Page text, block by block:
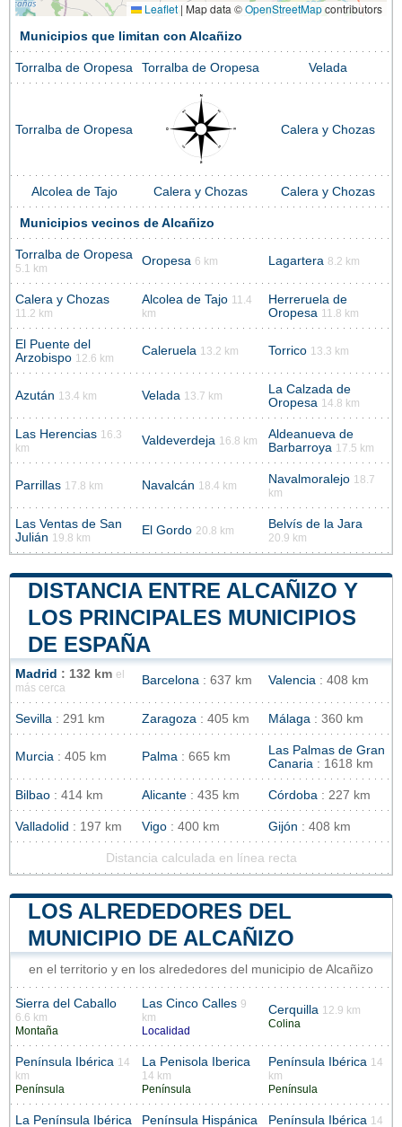
Leaflet | Map data ©OpenStreetMapcontributors
Municipios que limitan con Alcañizo
Torralba de Oropesa Torralba de Oropesa Velada
Torralba de Oropesa Calera y Chozas
Alcolea de Tajo Calera y Chozas Calera y Chozas
Municipios vecinos de Alcañizo
Torralba de Oropesa
5.1 km
Oropesa 6 km Lagartera 8.2 km
Calera y Chozas
11.2 km
Alcolea de Tajo 11.4
km
Herreruela de
Oropesa 11.8 km
El Puente del
Arzobispo 12.6 km
Caleruela 13.2 km Torrico 13.3 km
Azután 13.4 km Velada 13.7 km
La Calzada de
Oropesa 14.8 km
Las Herencias 16.3
km
Valdeverdeja 16.8 km
Aldeanueva de
Barbarroya 17.5 km
Parrillas 17.8 km Navalcán 18.4 km Navalmoralejo 18.7
km
Las Ventas de San
Julián 19.8 km
El Gordo 20.8 km Belvís de la Jara
20.9 km
DISTANCIA ENTRE ALCAÑIZO Y
LOS PRINCIPALES MUNICIPIOS
DE ESPAÑA
Madrid : 132 km el
más cerca
Barcelona : 637 km Valencia : 408 km
Sevilla : 291 km Zaragoza : 405 km Málaga : 360 km
Murcia : 405 km Palma : 665 km
Las Palmas de Gran
Canaria : 1618 km
Bilbao : 414 km Alicante : 435 km Córdoba : 227 km
Valladolid : 197 km Vigo : 400 km Gijón : 408 km
Distancia calculada en línea recta
LOS ALREDEDORES DEL
MUNICIPIO DE ALCAÑIZO
en el territorio y en los alrededores del municipio de Alcañizo
Sierra del Caballo
6.6 km
Montaña
Las Cinco Calles 9
km
Localidad
Cerquilla 12.9 km
Colina
Península Ibérica 14
km
Península
La Penisola Iberica
14 km
Península
Península Ibérica 14
km
Península
La Península Ibérica Península Hispánica Península Ibérica 14